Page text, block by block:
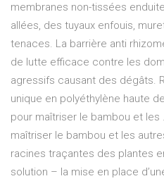
membranes non-tissées
allées, des tuyaux enfouis,
tenaces. La barrière anti
de lutte efficace contre les
agressifs causant des dégâts.
unique en polyéthylène haute
pour maîtriser le bambou et les
maîtriser le bambou et les
racines traçantes des plantes
solution – la mise en place